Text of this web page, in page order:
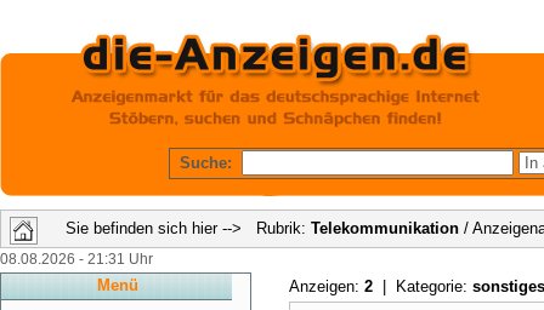
Suche:
Sie befinden sich hier --> Rubrik: Telekommunikation /
08.08.2026 - 21:31 Uhr
Menü Anzeigen: 2 | Kategorie: